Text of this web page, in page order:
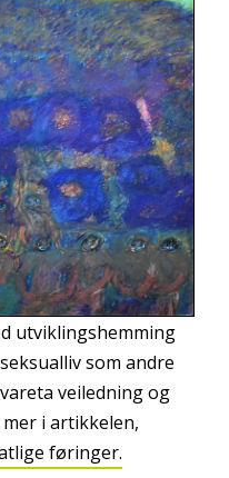
utviklingshemming
som andre
veiledning og
i artikkelen,
føringer.